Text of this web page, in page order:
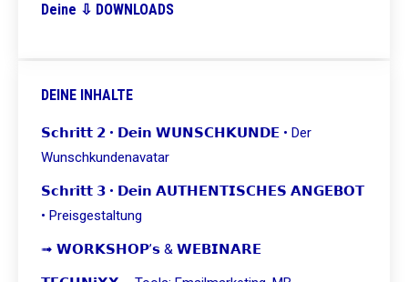
Deine ⇩ DOWNLOADS
DEINE INHALTE
𝗦𝗰𝗵𝗿𝗶𝘁𝘁 𝟮 • 𝗗𝗲𝗶𝗻 𝗪𝗨𝗡𝗦𝗖𝗛𝗞𝗨𝗡𝗗𝗘 • Der
Wunschkundenavatar
𝗦𝗰𝗵𝗿𝗶𝘁𝘁 𝟯 • 𝗗𝗲𝗶𝗻 𝗔𝗨𝗧𝗛𝗘𝗡𝗧𝗜𝗦𝗖𝗛𝗘𝗦 𝗔𝗡𝗚𝗘𝗕𝗢𝗧
• Preisgestaltung
➟ 𝗪𝗢𝗥𝗞𝗦𝗛𝗢𝗣’𝘀 & 𝗪𝗘𝗕𝗜𝗡𝗔𝗥𝗘